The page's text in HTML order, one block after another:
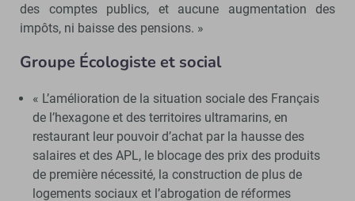
des comptes publics, et aucune augmentation des
impôts, ni baisse des pensions. »
Groupe Écologiste et social
« L’amélioration de la situation sociale des Français
de l’hexagone et des territoires ultramarins, en
restaurant leur pouvoir d’achat par la hausse des
salaires et des APL, le blocage des prix des produits
de première nécessité, la construction de plus de
logements sociaux et l’abrogation de réformes